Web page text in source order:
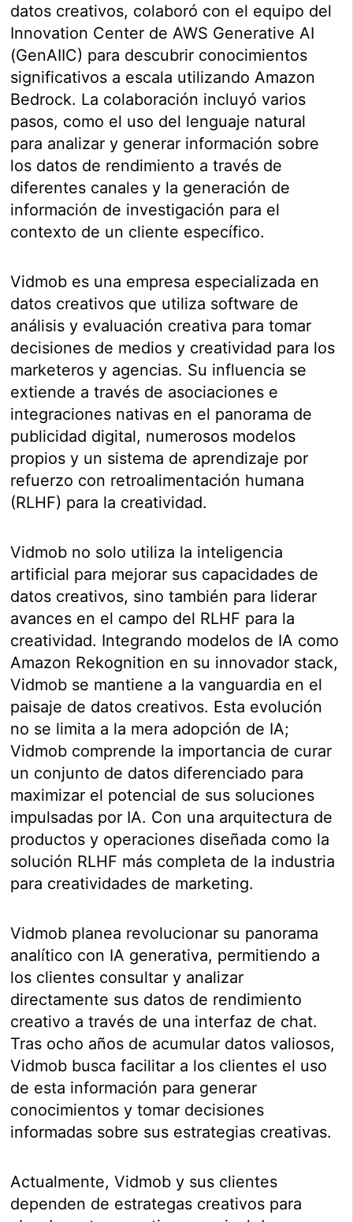
datos creativos, colaboró con el equipo del
Innovation Center de AWS Generative AI
(GenAIIC) para descubrir conocimientos
significativos a escala utilizando Amazon
Bedrock. La colaboración incluyó varios
pasos, como el uso del lenguaje natural
para analizar y generar información sobre
los datos de rendimiento a través de
diferentes canales y la generación de
información de investigación para el
contexto de un cliente específico.
Vidmob es una empresa especializada en
datos creativos que utiliza software de
análisis y evaluación creativa para tomar
decisiones de medios y creatividad para los
marketeros y agencias. Su influencia se
extiende a través de asociaciones e
integraciones nativas en el panorama de
publicidad digital, numerosos modelos
propios y un sistema de aprendizaje por
refuerzo con retroalimentación humana
(RLHF) para la creatividad.
Vidmob no solo utiliza la inteligencia
artificial para mejorar sus capacidades de
datos creativos, sino también para liderar
avances en el campo del RLHF para la
creatividad. Integrando modelos de IA como
Amazon Rekognition en su innovador stack,
Vidmob se mantiene a la vanguardia en el
paisaje de datos creativos. Esta evolución
no se limita a la mera adopción de IA;
Vidmob comprende la importancia de curar
un conjunto de datos diferenciado para
maximizar el potencial de sus soluciones
impulsadas por IA. Con una arquitectura de
productos y operaciones diseñada como la
solución RLHF más completa de la industria
para creatividades de marketing.
Vidmob planea revolucionar su panorama
analítico con IA generativa, permitiendo a
los clientes consultar y analizar
directamente sus datos de rendimiento
creativo a través de una interfaz de chat.
Tras ocho años de acumular datos valiosos,
Vidmob busca facilitar a los clientes el uso
de esta información para generar
conocimientos y tomar decisiones
informadas sobre sus estrategias creativas.
Actualmente, Vidmob y sus clientes
dependen de estrategas creativos para